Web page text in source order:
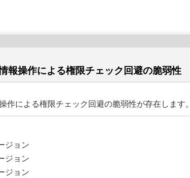
報操作による権限チェック回避の脆弱性
作による権限チェック回避の脆弱性が存在します。
ジョン
ジョン
ジョン